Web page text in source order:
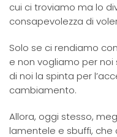
cui ci troviamo ma lo
consapevolezza di
Solo se ci rendiamo
e non vogliamo per
di noi la spinta per
cambiamento.
Allora, oggi stesso,
lamentele e sbuffi, che